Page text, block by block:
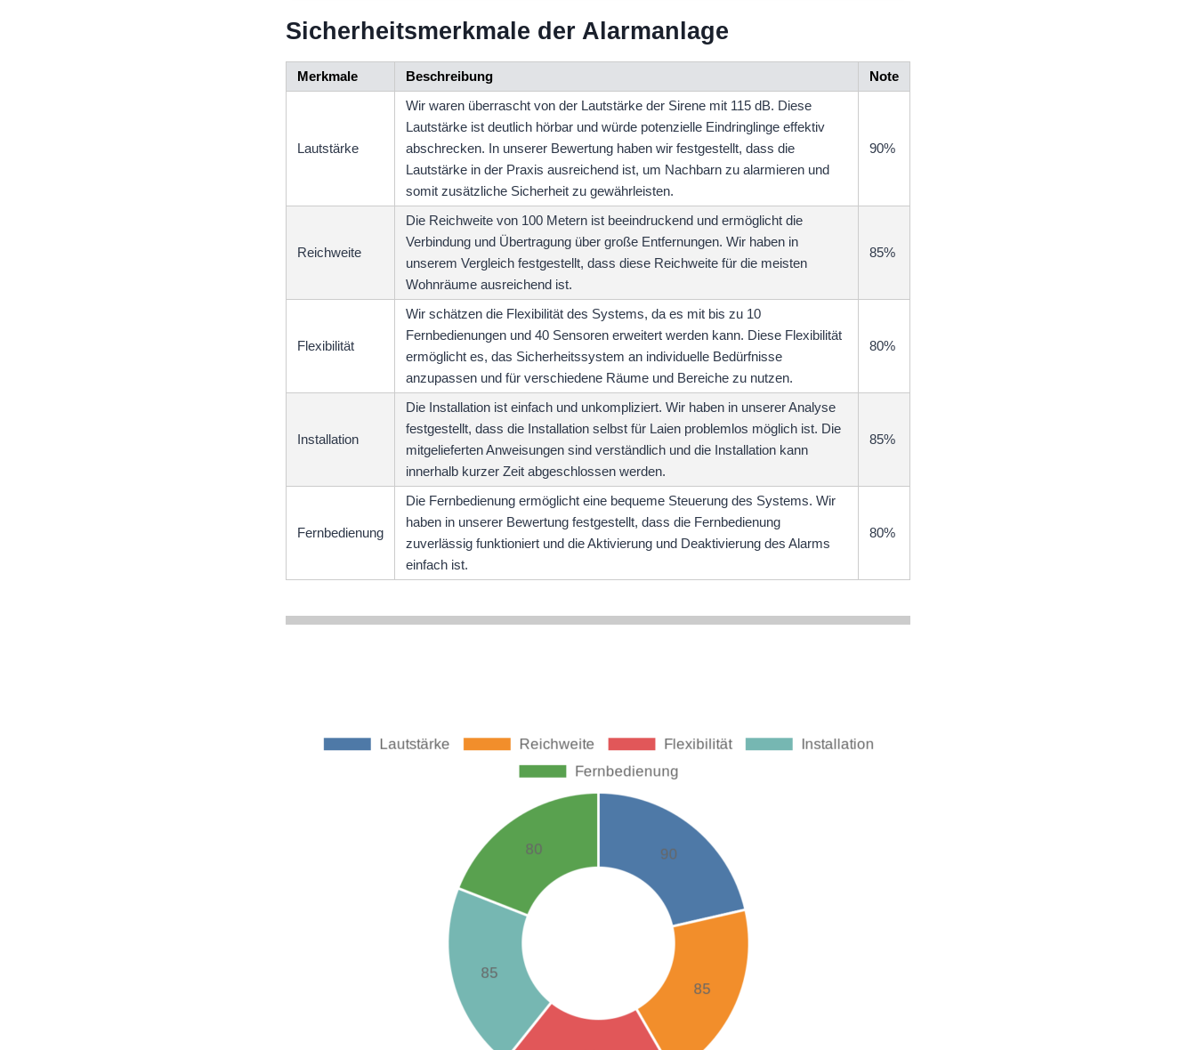
Sicherheitsmerkmale der Alarmanlage
Merkmale Beschreibung Note
Lautstärke
Wir waren überrascht von der Lautstärke der Sirene mit 115 dB. Diese
Lautstärke ist deutlich hörbar und würde potenzielle Eindringlinge effektiv
abschrecken. In unserer Bewertung haben wir festgestellt, dass die
Lautstärke in der Praxis ausreichend ist, um Nachbarn zu alarmieren und
somit zusätzliche Sicherheit zu gewährleisten.
90%
Reichweite
Die Reichweite von 100 Metern ist beeindruckend und ermöglicht die
Verbindung und Übertragung über große Entfernungen. Wir haben in
unserem Vergleich festgestellt, dass diese Reichweite für die meisten
Wohnräume ausreichend ist.
85%
Flexibilität
Wir schätzen die Flexibilität des Systems, da es mit bis zu 10
Fernbedienungen und 40 Sensoren erweitert werden kann. Diese Flexibilität
ermöglicht es, das Sicherheitssystem an individuelle Bedürfnisse
anzupassen und für verschiedene Räume und Bereiche zu nutzen.
80%
Installation
Die Installation ist einfach und unkompliziert. Wir haben in unserer Analyse
festgestellt, dass die Installation selbst für Laien problemlos möglich ist. Die
mitgelieferten Anweisungen sind verständlich und die Installation kann
innerhalb kurzer Zeit abgeschlossen werden.
85%
Fernbedienung
Die Fernbedienung ermöglicht eine bequeme Steuerung des Systems. Wir
haben in unserer Bewertung festgestellt, dass die Fernbedienung
zuverlässig funktioniert und die Aktivierung und Deaktivierung des Alarms
einfach ist.
80%